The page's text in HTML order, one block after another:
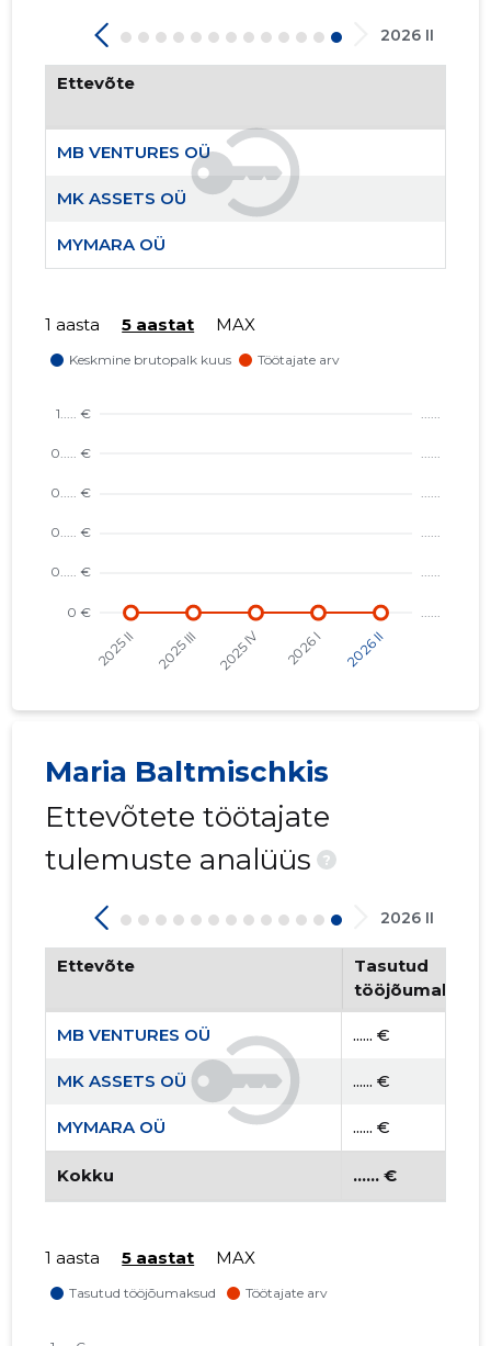
2026 II
Ettevõte
MB VENTURES OÜ
MK ASSETS OÜ
MYMARA OÜ
1 aasta 5 aastat MAX
Maria Baltmischkis
Ettevõtete töötajate
tulemuste analüüs
?
2026 II
Ettevõte
Tasutud
tööjõumaksud
MB VENTURES OÜ ...... €
MK ASSETS OÜ ...... €
MYMARA OÜ ...... €
Kokku ...... €
1 aasta 5 aastat MAX